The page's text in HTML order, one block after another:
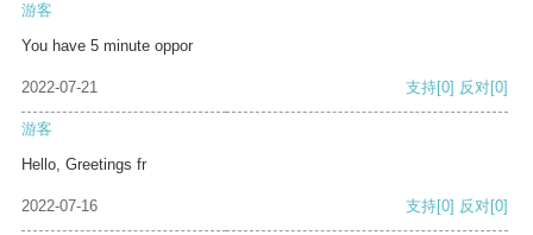
游客
You have 5 minute oppor
2022-07-21 支持[0] 反对[0]
游客
Hello, Greetings fr
2022-07-16 支持[0] 反对[0]